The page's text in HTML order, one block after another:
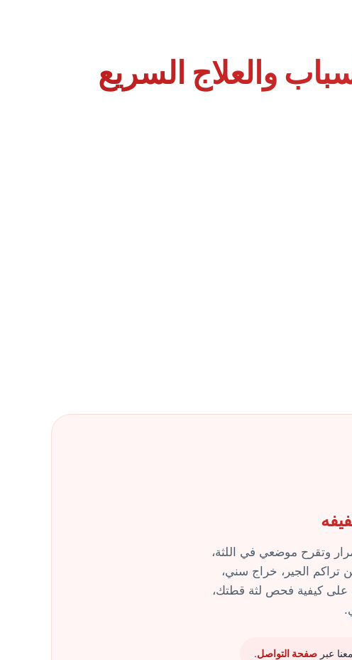
والعلاج السريع
وتقرح موضعي في اللثة،
تراكم الجير، خراج سني،
كيفية فحص لثة قطتك،
صفحة التواصل.